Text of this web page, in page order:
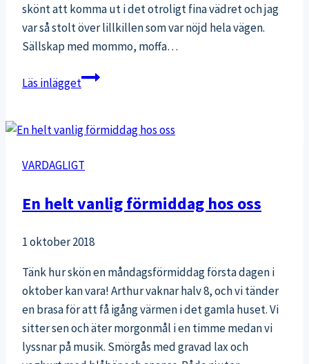
skönt att komma ut i det otroligt fina vädret och jag
var så stolt över lillkillen som var nöjd hela vägen.
Sällskap med mommo, moffa…
Läs inläggetMin
VARDAGLIGT
En helt vanlig förmiddag hos oss
1 oktober 2018
Tänk hur skön en måndagsförmiddag första dagen i
oktober kan vara! Arthur vaknar halv 8, och vi tänder
en brasa för att få igång värmen i det gamla huset. Vi
sitter sen och äter morgonmål i en timme medan vi
lyssnar på musik. Smörgås med gravad lax och